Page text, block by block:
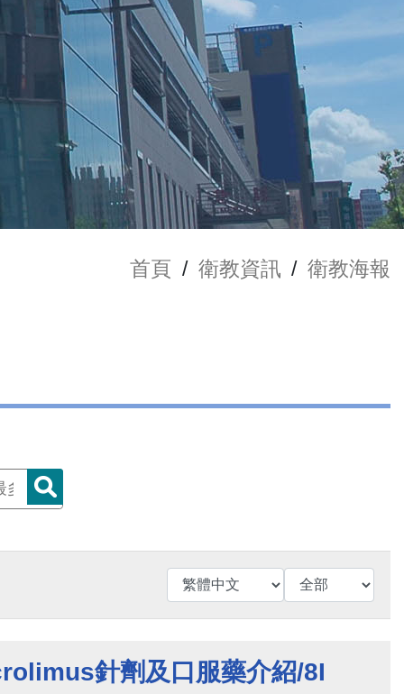
首頁 / 衛教資訊 / 衛教海報
針劑及口服藥介紹/8I